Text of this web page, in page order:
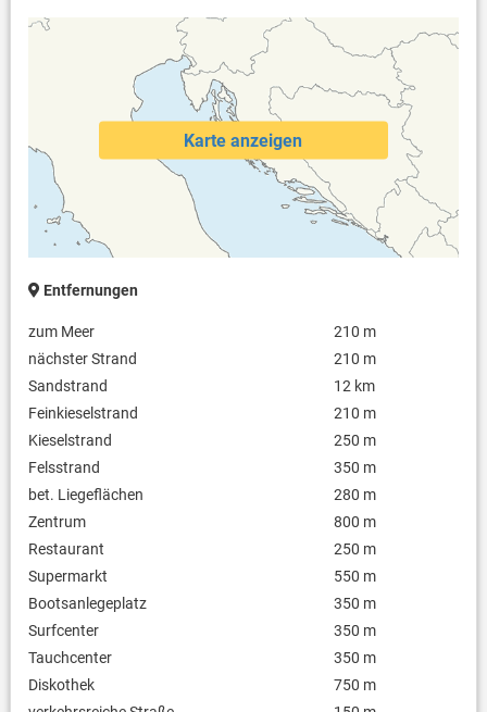
Karte anzeigen
Entfernungen
zum Meer
210 m
nächster Strand
210 m
Sandstrand
12 km
Feinkieselstrand
210 m
Kieselstrand
250 m
Felsstrand
350 m
bet. Liegeflächen
280 m
Zentrum
800 m
Restaurant
250 m
Supermarkt
550 m
Bootsanlegeplatz
350 m
Surfcenter
350 m
Tauchcenter
350 m
Diskothek
750 m